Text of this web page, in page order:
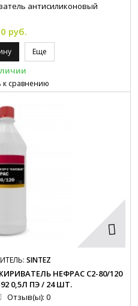
антисиликоновый
руб.
Еще
к сравнению
SINTEZ
НЕФРАС С2-80/120
92 0,5Л ПЭ / 24 ШТ.
Отзыв(ы): 0